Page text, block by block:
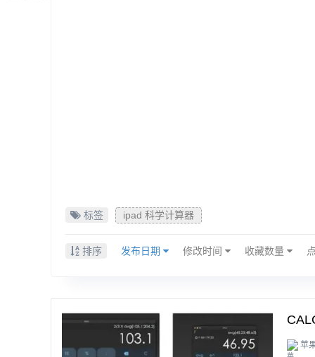
标签 ipad 科学计算器
排序 发布日期 修改时间 收藏数量
苹